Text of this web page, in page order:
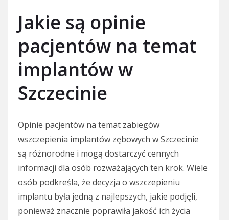
Jakie są opinie
pacjentów na temat
implantów w
Szczecinie
Opinie pacjentów na temat zabiegów
wszczepienia implantów zębowych w Szczecinie
są różnorodne i mogą dostarczyć cennych
informacji dla osób rozważających ten krok. Wiele
osób podkreśla, że decyzja o wszczepieniu
implantu była jedną z najlepszych, jakie podjęli,
ponieważ znacznie poprawiła jakość ich życia